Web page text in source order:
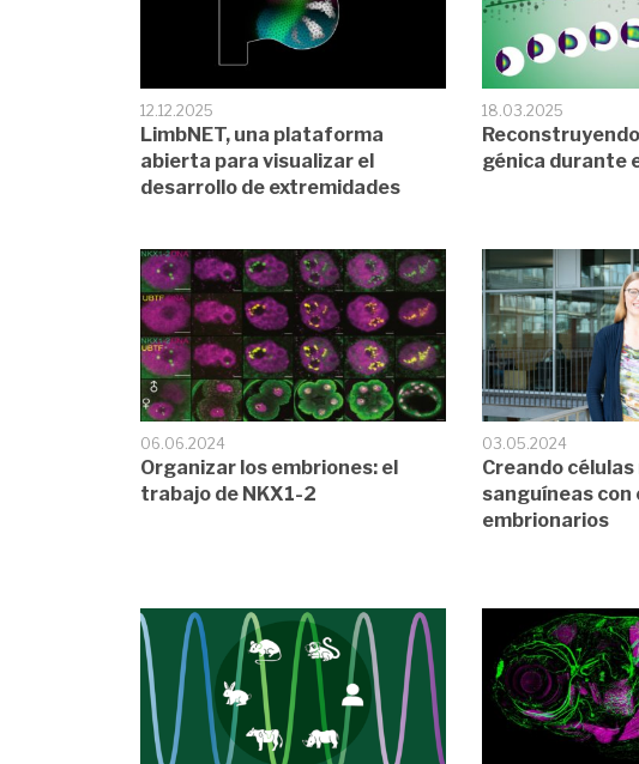
12.12.2025
LimbNET, una plataforma
abierta para visualizar el
desarrollo de extremidades
18.03.2025
génica durante
06.06.2024
Organizar los embriones: el
trabajo de NKX1-2
03.05.2024
Creando
sanguíneas con
embrionarios